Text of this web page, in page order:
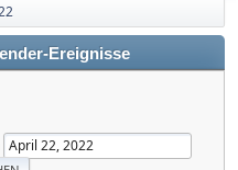
Ereignisse